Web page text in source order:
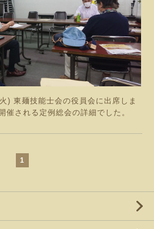
) 東麺技能士会の役員会に出席しま
催される定例総会の詳細でした。
1